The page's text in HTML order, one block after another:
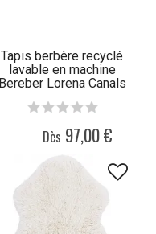
Tapis berbère recyclé
lavable en machine
Bereber Lorena Canals
Dès 97,00 €